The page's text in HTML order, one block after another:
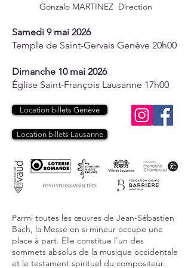
Gonzalo MARTINEZ Direction
Samedi 9 mai 2026
Temple de Saint-Gervais Genève 20h00
​Dimanche 10 mai 2026
Église Saint-François Lausanne 17h00
Parmi toutes les œuvres de Jean-Sébastien
Bach, la Messe en si mineur occupe une
place à part. Elle constitue l’un des
sommets absolus de la musique occidentale
et le testament spirituel du compositeur.
Location billets Lausanne
Location billets Genève